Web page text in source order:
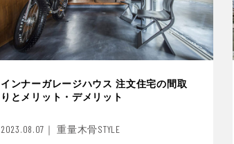
インナーガレージハウス 注文住宅の間取
りとメリット・デメリット
2023.08.07｜ 重量木骨STYLE